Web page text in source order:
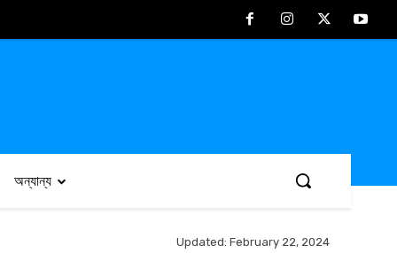
অন্যান্য
Updated: February 22, 2024